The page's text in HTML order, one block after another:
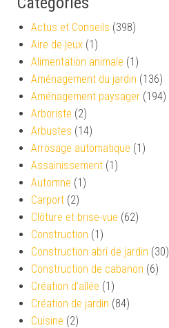
Actus et Conseils (398)
Aire de jeux (1)
Alimentation animale (1)
Aménagement du jardin (136)
Aménagement paysager (194)
Arboriste (2)
Arbustes (14)
Arrosage automatique (1)
Assainissement (1)
Automne (1)
Carport (2)
Clôture et brise-vue (62)
Construction (1)
Construction abri de jardin (30)
Construction de cabanon (6)
Création d’allée (1)
Création de jardin (84)
Cuisine (2)